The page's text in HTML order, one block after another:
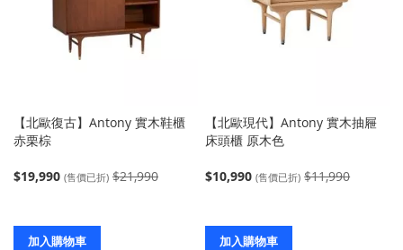
【北歐復古】Antony 實木鞋櫃
赤栗棕
$19,990 (售價已折) $21,990
加入購物車
【北歐現代】Antony 實木抽屜
床頭櫃 原木色
$10,990 (售價已折) $11,990
加入購物車